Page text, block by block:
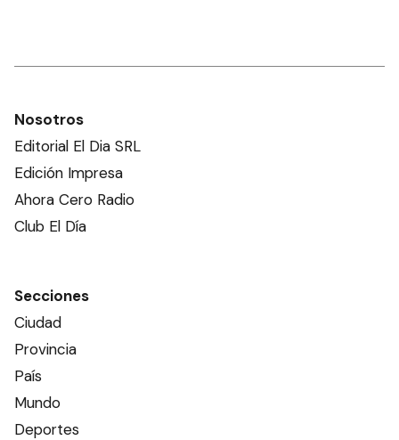
Nosotros
Editorial El Dia SRL
Edición Impresa
Ahora Cero Radio
Club El Día
Secciones
Ciudad
Provincia
País
Mundo
Deportes